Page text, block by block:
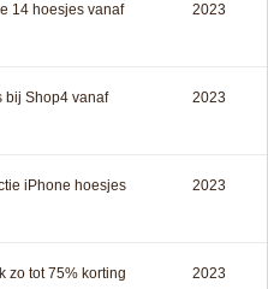
14 hoesjes vanaf
2023
bij Shop4 vanaf
2023
iPhone hoesjes
2023
zo tot 75% korting
2023